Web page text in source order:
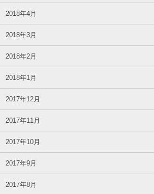
2018年4月
2018年3月
2018年2月
2018年1月
2017年12月
2017年11月
2017年10月
2017年9月
2017年8月